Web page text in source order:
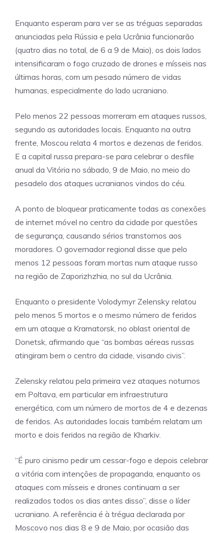
Enquanto esperam para ver se as tréguas separadas
anunciadas pela Rússia e pela Ucrânia funcionarão
(quatro dias no total, de 6 a 9 de Maio), os dois lados
intensificaram o fogo cruzado de drones e mísseis nas
últimas horas, com um pesado número de vidas
humanas, especialmente do lado ucraniano.
Pelo menos 22 pessoas morreram em ataques russos,
segundo as autoridades locais. Enquanto na outra
frente, Moscou relata 4 mortos e dezenas de feridos.
E a capital russa prepara-se para celebrar o desfile
anual da Vitória no sábado, 9 de Maio, no meio do
pesadelo dos ataques ucranianos vindos do céu.
A ponto de bloquear praticamente todas as conexões
de internet móvel no centro da cidade por questões
de segurança, causando sérios transtornos aos
moradores. O governador regional disse que pelo
menos 12 pessoas foram mortas num ataque russo
na região de Zaporizhzhia, no sul da Ucrânia.
Enquanto o presidente Volodymyr Zelensky relatou
pelo menos 5 mortos e o mesmo número de feridos
em um ataque a Kramatorsk, no oblast oriental de
Donetsk, afirmando que “as bombas aéreas russas
atingiram bem o centro da cidade, visando civis”.
Zelensky relatou pela primeira vez ataques noturnos
em Poltava, em particular em infraestrutura
energética, com um número de mortos de 4 e dezenas
de feridos. As autoridades locais também relatam um
morto e dois feridos na região de Kharkiv.
“É puro cinismo pedir um cessar-fogo e depois celebrar
a vitória com intenções de propaganda, enquanto os
ataques com mísseis e drones continuam a ser
realizados todos os dias antes disso”, disse o líder
ucraniano. A referência é à trégua declarada por
Moscovo nos dias 8 e 9 de Maio, por ocasião das